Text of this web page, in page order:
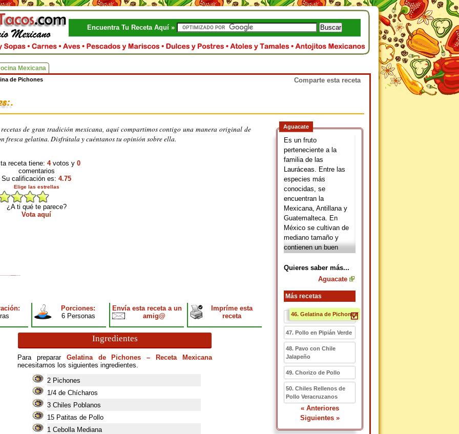
Encuentra Tu Receta Aquí »
Mexicana
de Pichones
de gran tradición mexicana, aquí compartimos contigo una manera original de
fresca gelatina. Disfrútala y cuéntanos tu opinión sobre ella.
receta tiene: 4votos y 0
comentarios
Su calificación es: 4.75
Elige las estrellas
¿A ti qué te parece?
Vota aquí
Aguacate
Es un fruto
perteneciente a la
familia de las
Lauráceas. Entre las
especies más
conocidas, se
encuentran la
Mexicana, Antillana y
Guatemalteca. En
México se cultivan de
mediano tamaño y
contienen un buen
mientras que los de la
Antillana son más
aceites.
Quieres saber más...
Aguacate
Más recetas
46. Gelatina de Pichones
47. Pollo en Pipián Verde
48. Pavo con Chile
Jalapeño
49. Chorizo de Pollo
50. Chiles Rellenos de
Pollo Veracruzanos
« Anteriores
Siguientes »
Porciones:
6 Personas
Envía esta receta a un
amig@
Impríme esta
receta
Ingredientes
Para preparar Gelatina de Pichones – Receta Mexicana
necesitamos los siguientes ingredientes.
2 Pichones
1/4 de Chícharos
3 Chiles Poblanos
15 Patitas de Pollo
1 Cebolla Mediana
Comparte esta receta